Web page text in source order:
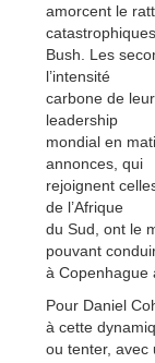
amorcent le
Bush. Les
l’intensité
carbone de
leadership
mondial en
annonces, qui
rejoignent
de l’Afrique
du Sud, ont le
pouvant
à Copenhague
Pour Daniel
à cette
ou tenter, avec